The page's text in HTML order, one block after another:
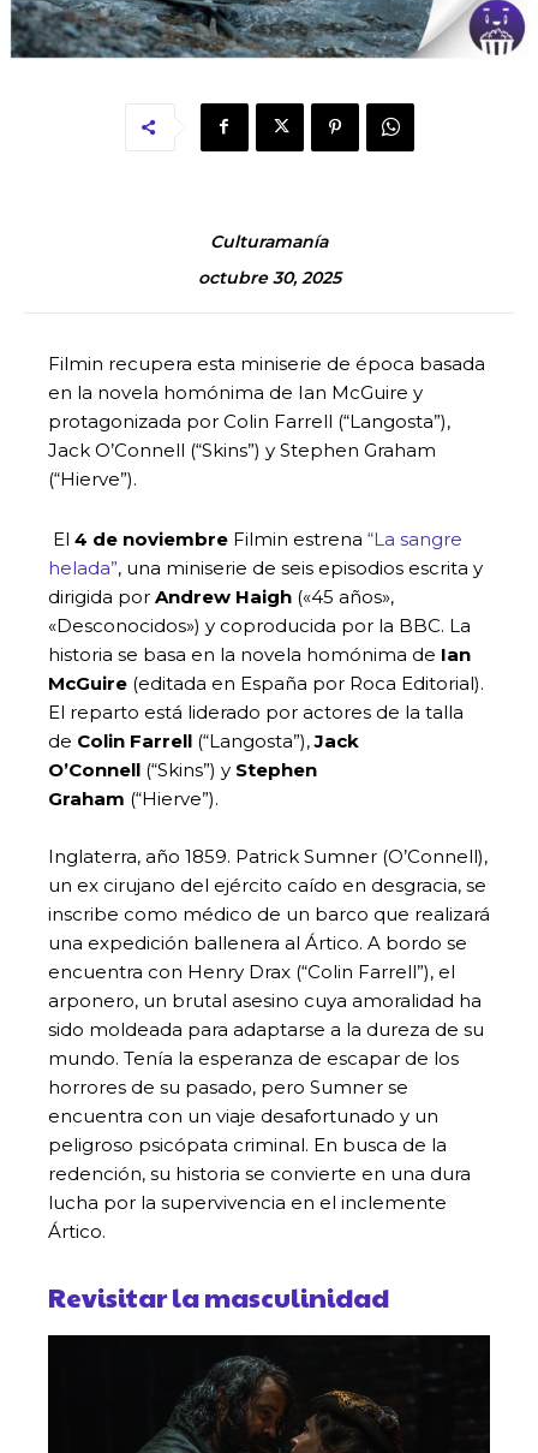
Culturamanía
octubre 30, 2025
Filmin recupera esta miniserie de época basada
en la novela homónima de Ian McGuire y
protagonizada por Colin Farrell (“Langosta”),
Jack O’Connell (“Skins”) y Stephen Graham
(“Hierve”).
El 4 de noviembre Filmin estrena “La sangre
helada”, una miniserie de seis episodios escrita y
dirigida por Andrew Haigh («45 años»,
«Desconocidos») y coproducida por la BBC. La
historia se basa en la novela homónima de Ian
McGuire (editada en España por Roca Editorial).
El reparto está liderado por actores de la talla
de Colin Farrell (“Langosta”),Jack
O’Connell (“Skins”) y Stephen
Graham (“Hierve”).
Inglaterra, año 1859. Patrick Sumner (O’Connell),
un ex cirujano del ejército caído en desgracia, se
inscribe como médico de un barco que realizará
una expedición ballenera al Ártico. A bordo se
encuentra con Henry Drax (“Colin Farrell”), el
arponero, un brutal asesino cuya amoralidad ha
sido moldeada para adaptarse a la dureza de su
mundo. Tenía la esperanza de escapar de los
horrores de su pasado, pero Sumner se
encuentra con un viaje desafortunado y un
peligroso psicópata criminal. En busca de la
redención, su historia se convierte en una dura
lucha por la supervivencia en el inclemente
Ártico.
Revisitar la masculinidad